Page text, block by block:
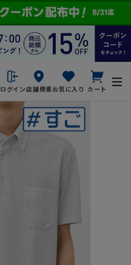
ログイン店舗検索お気に入り カート